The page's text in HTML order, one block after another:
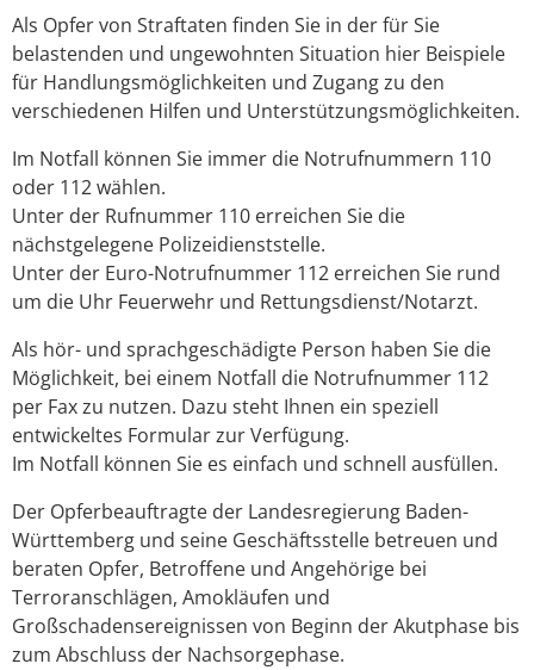
Als Opfer von Straftaten finden Sie in der für Sie
belastenden und ungewohnten Situation hier Beispiele
für Handlungsmöglichkeiten und Zugang zu den
verschiedenen Hilfen und Unterstützungsmöglichkeiten.
Im Notfall können Sie immer die Notrufnummern 110
oder 112 wählen.
Unter der Rufnummer 110 erreichen Sie die
nächstgelegene Polizeidienststelle.
Unter der Euro-Notrufnummer 112 erreichen Sie rund
um die Uhr Feuerwehr und Rettungsdienst/Notarzt.
Als hör- und sprachgeschädigte Person haben Sie die
Möglichkeit, bei einem Notfall die Notrufnummer 112
per Fax zu nutzen. Dazu steht Ihnen ein speziell
entwickeltes Formular zur Verfügung.
Im Notfall können Sie es einfach und schnell ausfüllen.
Der Opferbeauftragte der Landesregierung Baden-
Württemberg und seine Geschäftsstelle betreuen und
beraten Opfer, Betroffene und Angehörige bei
Terroranschlägen, Amokläufen und
Großschadensereignissen von Beginn der Akutphase bis
zum Abschluss der Nachsorgephase.